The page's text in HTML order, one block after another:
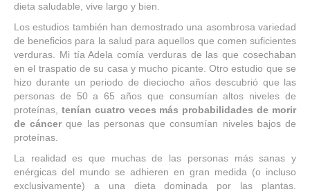
dieta saludable, vive largo y bien.
Los estudios también han demostrado una asombrosa variedad
de beneficios para la salud para aquellos que comen suficientes
verduras. Mi tía Adela comía verduras de las que cosechaban
en el traspatio de su casa y mucho picante. Otro estudio que se
hizo durante un periodo de dieciocho años descubrió que las
personas de 50 a 65 años que consumían altos niveles de
proteínas, tenían cuatro veces más probabilidades de morir
de cáncerque las personas que consumían niveles bajos de
proteínas.
La realidad es que muchas de las personas más sanas y
enérgicas del mundo se adhieren en gran medida (o incluso
exclusivamente) a una dieta dominada por las plantas.